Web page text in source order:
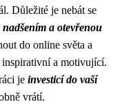
Důležité je nebát se
a otevřenou
do online světa a
a motivující.
je investicí do vaší
vrátí.